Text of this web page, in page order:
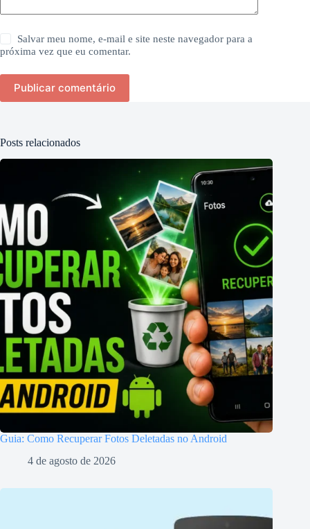
Salvar meu nome, e-mail e site neste navegador para a
próxima vez que eu comentar.
Publicar comentário
Posts relacionados
Guia: Como Recuperar Fotos Deletadas no Android
4 de agosto de 2026